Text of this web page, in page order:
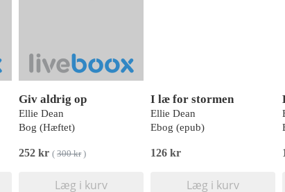
Giv aldrig op
Ellie Dean
Bog (Hæftet)
252 kr ( 300 kr)
Læg i kurv
I læ for stormen
Ellie Dean
Ebog (epub)
126 kr
Læg i kurv